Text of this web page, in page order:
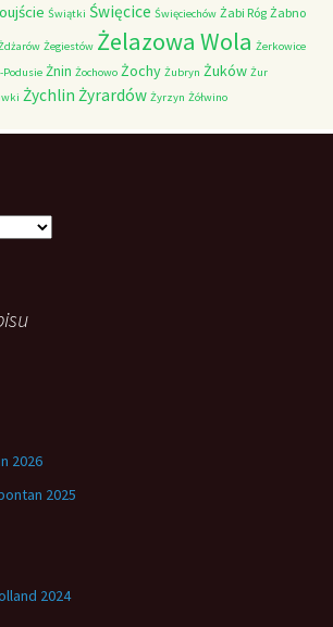
Świątki Święcice Święciechów Żabi Róg Żabno
Żegiestów Żelazowa Wola Żerkowice
Żnin Żochowo Żochy Żubryn Żuków Żur
Żychlin Żyrardów Żyrzyn Żółwino
2026
2025
2024